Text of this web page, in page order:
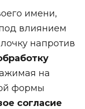
имени,
влиянием
напротив
на
формы
согласие